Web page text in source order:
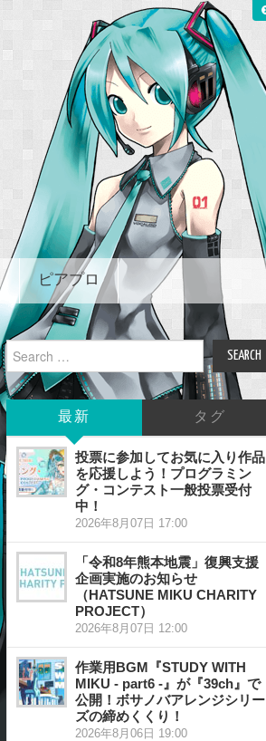
ピアプロ
Search
for:
最新 タグ
投票に参加してお気に入り作品
を応援しよう！プログラミン
グ・コンテスト一般投票受付
中！
2026年8月07日 17:00
「令和8年熊本地震」復興支援
企画実施のお知らせ
（HATSUNE MIKU CHARITY
PROJECT）
2026年8月07日 12:00
作業用BGM『STUDY WITH
MIKU - part6 -』が『39ch』で
公開！ボサノバアレンジシリー
ズの締めくくり！
2026年8月06日 19:00